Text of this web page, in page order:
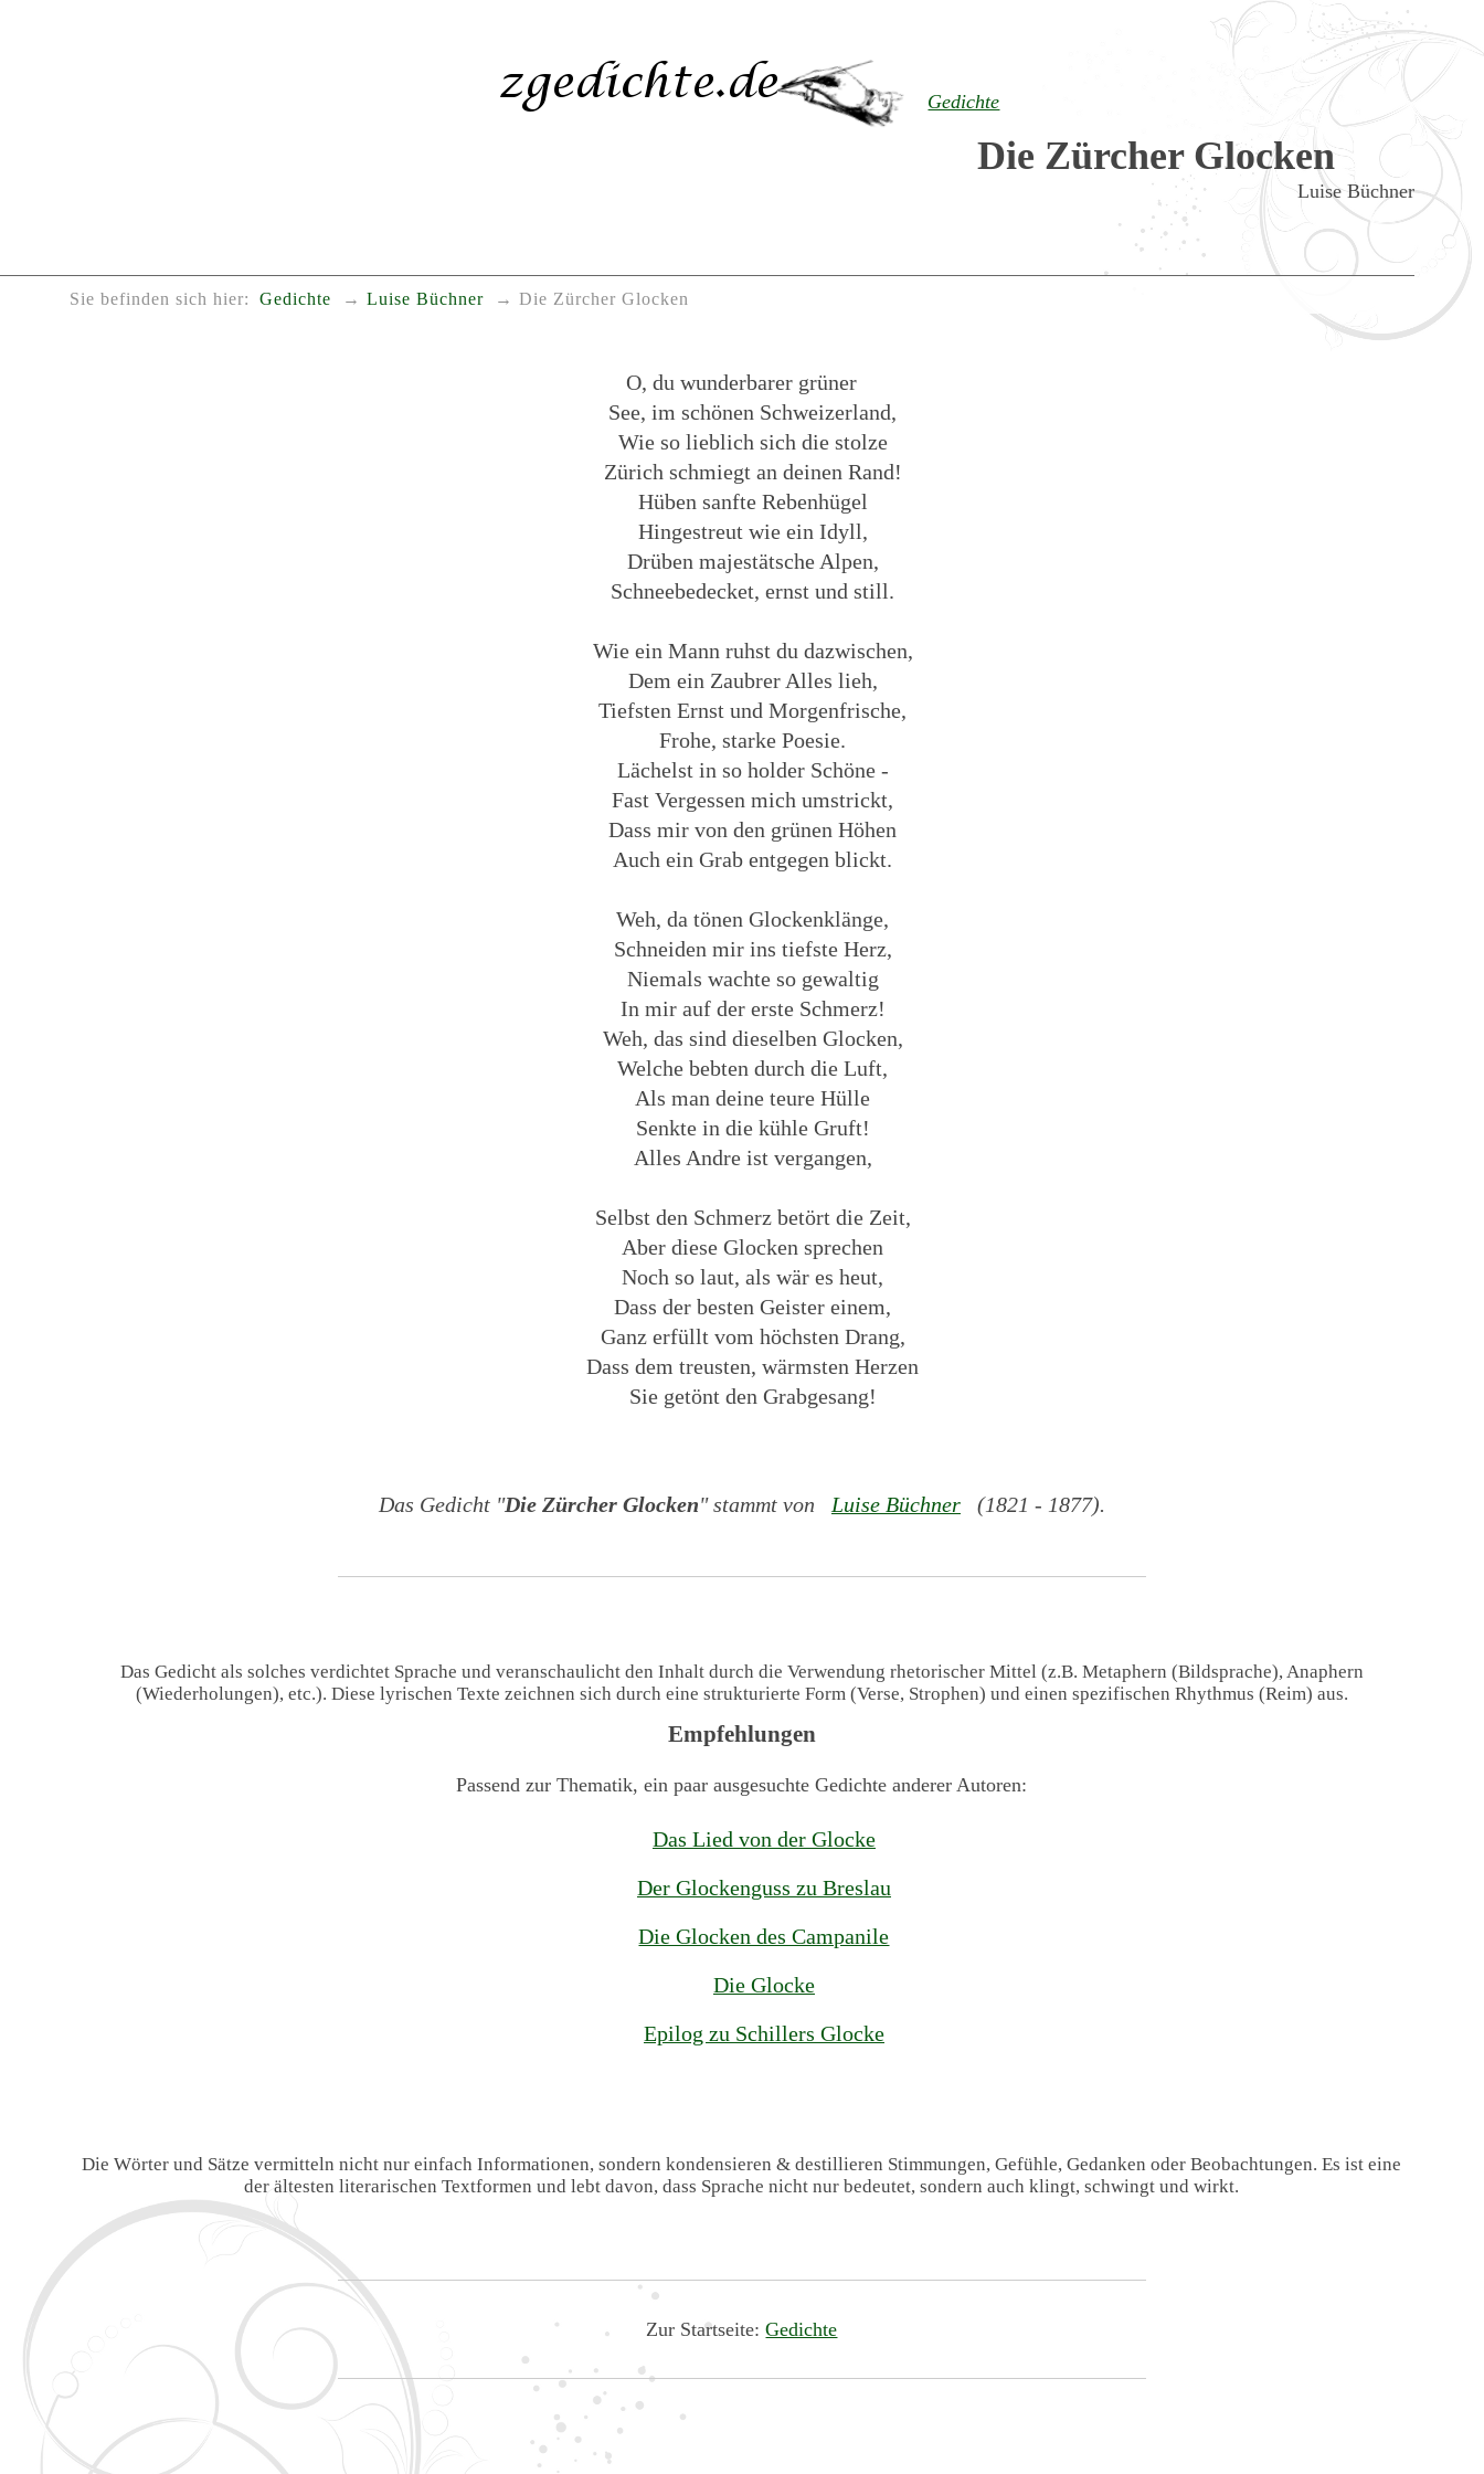
Gedichte
Die Zürcher Glocken
Luise Büchner
Sie befinden sich hier: Gedichte Luise Büchner Die Zürcher Glocken
O, du wunderbarer grüner
See, im schönen Schweizerland,
Wie so lieblich sich die stolze
Zürich schmiegt an deinen Rand!
Hüben sanfte Rebenhügel
Hingestreut wie ein Idyll,
Drüben majestätsche Alpen,
Schneebedecket, ernst und still.
Wie ein Mann ruhst du dazwischen,
Dem ein Zaubrer Alles lieh,
Tiefsten Ernst und Morgenfrische,
Frohe, starke Poesie.
Lächelst in so holder Schöne -
Fast Vergessen mich umstrickt,
Dass mir von den grünen Höhen
Auch ein Grab entgegen blickt.
Weh, da tönen Glockenklänge,
Schneiden mir ins tiefste Herz,
Niemals wachte so gewaltig
In mir auf der erste Schmerz!
Weh, das sind dieselben Glocken,
Welche bebten durch die Luft,
Als man deine teure Hülle
Senkte in die kühle Gruft!
Alles Andre ist vergangen,
Selbst den Schmerz betört die Zeit,
Aber diese Glocken sprechen
Noch so laut, als wär es heut,
Dass der besten Geister einem,
Ganz erfüllt vom höchsten Drang,
Dass dem treusten, wärmsten Herzen
Sie getönt den Grabgesang!
Das Gedicht "Die Zürcher Glocken" stammt von Luise Büchner(1821 - 1877).
Das Gedicht als solches verdichtet Sprache und veranschaulicht den Inhalt durch die Verwendung rhetorischer Mittel (z.B. Metaphern (Bildsprache), Anaphern
(Wiederholungen), etc.). Diese lyrischen Texte zeichnen sich durch eine strukturierte Form (Verse, Strophen) und einen spezifischen Rhythmus (Reim) aus.
Empfehlungen
Passend zur Thematik, ein paar ausgesuchte Gedichte anderer Autoren:
Das Lied von der Glocke
Der Glockenguss zu Breslau
Die Glocken des Campanile
Die Glocke
Epilog zu Schillers Glocke
Die Wörter und Sätze vermitteln nicht nur einfach Informationen, sondern kondensieren & destillieren Stimmungen, Gefühle, Gedanken oder Beobachtungen. Es ist eine
der ältesten literarischen Textformen und lebt davon, dass Sprache nicht nur bedeutet, sondern auch klingt, schwingt und wirkt.
Zur Startseite:Gedichte